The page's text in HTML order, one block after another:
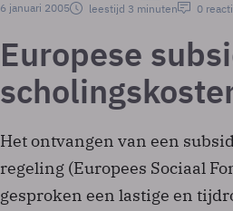
6 januari 2005
leestijd 3 minuten 0
Europese
Het ontvangen van een
regeling (Europees Sociaal
gesproken een lastige en